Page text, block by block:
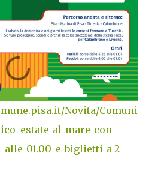
Novita/Comuni
estate-al-mare-con-
01.00-e-biglietti-a-2-